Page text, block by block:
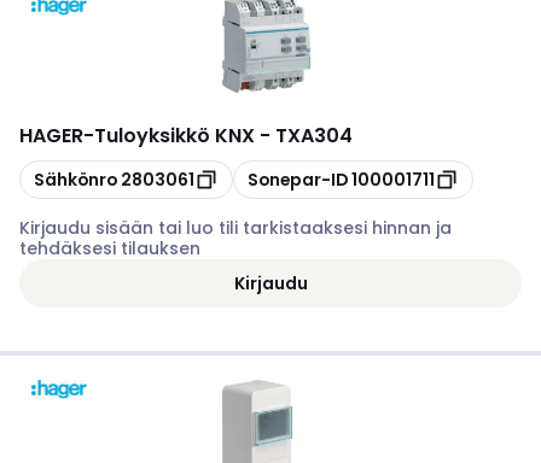
HAGER-Tuloyksikkö KNX - TXA304
Kopioi
Sähkönro 2803061 Kopioi
Sonepar-ID100001711
Kirjaudu sisään tai luo tili tarkistaaksesi hinnan ja
tehdäksesi tilauksen
Kirjaudu